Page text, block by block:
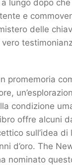
lungo dopo
e
delle
promemoria
condizione
offre alcuni
sull’idea di
d’oro. The
nominato